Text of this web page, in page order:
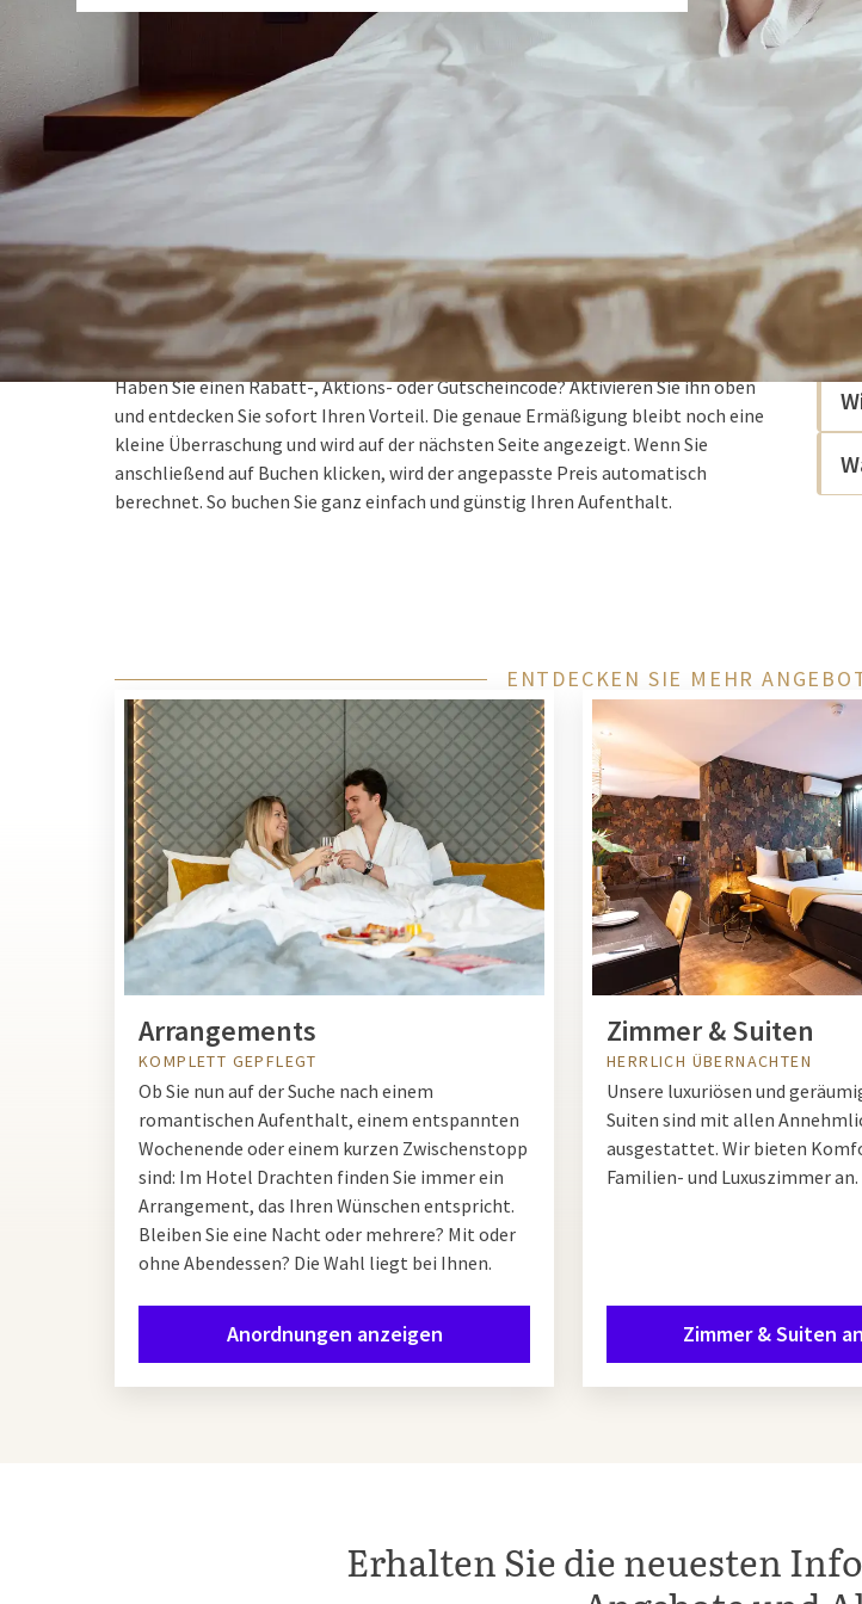
Aktionen bei Van der Valk
BESTPREISGARANTIE
Haben Sie einen Rabatt-, Aktions- oder Gutscheincode? Aktivieren Sie ihn oben
und entdecken Sie sofort Ihren Vorteil. Die genaue Ermäßigung bleibt noch eine
kleine Überraschung und wird auf der nächsten Seite angezeigt. Wenn Sie
anschließend auf Buchen klicken, wird der angepasste Preis automatisch
berechnet. So buchen Sie ganz einfach und günstig Ihren Aufenthalt.
ENTDECKEN SIE MEHR
Arrangements
KOMPLETT GEPFLEGT
Ob Sie nun auf der Suche nach einem
romantischen Aufenthalt, einem entspannten
Wochenende oder einem kurzen Zwischenstopp
sind: Im Hotel Drachten finden Sie immer ein
Arrangement, das Ihren Wünschen entspricht.
Bleiben Sie eine Nacht oder mehrere? Mit oder
ohne Abendessen? Die Wahl liegt bei Ihnen.
Anordnungen anzeigen
Zimmer & Suiten
HERRLICH ÜBERNACHTEN
Unsere luxuriösen und
Suiten sind mit allen
ausgestattet. Wir bieten
Familien- und Luxuszimmer an.
Zimmer & Suiten
Erhalten Sie die neuesten